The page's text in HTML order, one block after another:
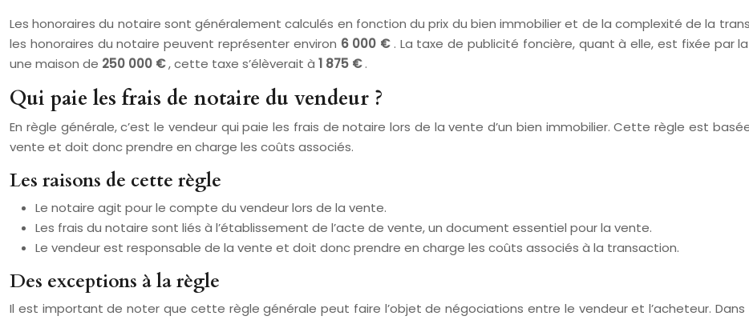
Les honoraires du notaire sont généralement calculés en fonction du prix du bien immobilier et de la complexité de la
les honoraires du notaire peuvent représenter environ 6 000 € . La taxe de publicité foncière, quant à elle, est fixée par
une maison de 250 000 €, cette taxe s’élèverait à 1 875 €.
Qui paie les frais de notaire du vendeur ?
En règle générale, c’est le vendeur qui paie les frais de notaire lors de la vente d’un bien immobilier. Cette règle est
vente et doit donc prendre en charge les coûts associés.
Les raisons de cette règle
Le notaire agit pour le compte du vendeur lors de la vente.
Les frais du notaire sont liés à l’établissement de l’acte de vente, un document essentiel pour la vente.
Le vendeur est responsable de la vente et doit donc prendre en charge les coûts associés à la transaction.
Des exceptions à la règle
Il est important de noter que cette règle générale peut faire l’objet de négociations entre le vendeur et l’acheteur.